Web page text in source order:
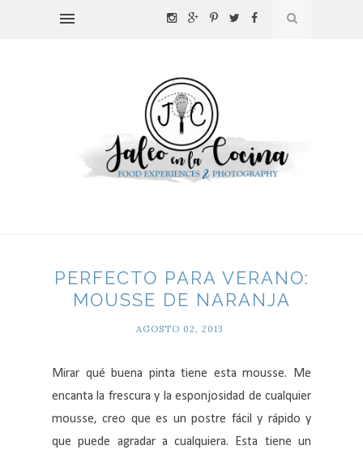
PERFECTO PARA VERANO:
MOUSSE DE NARANJA
AGOSTO 02, 2013
Mirar qué buena pinta tiene esta mousse. Me
encanta la frescura y la esponjosidad de cualquier
mousse, creo que es un postre fácil y rápido y
que puede agradar a cualquiera. Esta tiene un